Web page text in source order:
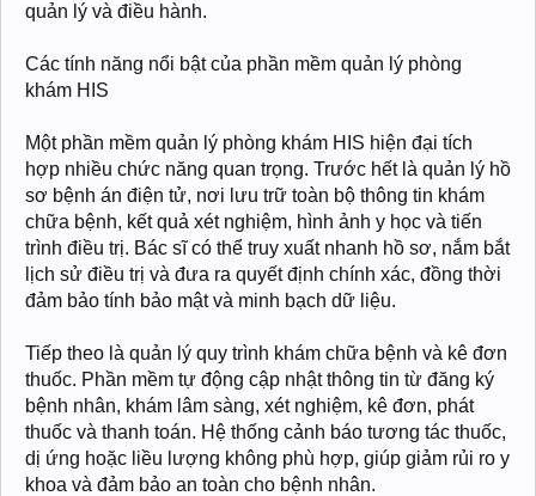
quản lý và điều hành.
Các tính năng nổi bật của phần mềm quản lý phòng
khám HIS
Một phần mềm quản lý phòng khám HIS hiện đại tích
hợp nhiều chức năng quan trọng. Trước hết là quản lý hồ
sơ bệnh án điện tử, nơi lưu trữ toàn bộ thông tin khám
chữa bệnh, kết quả xét nghiệm, hình ảnh y học và tiến
trình điều trị. Bác sĩ có thể truy xuất nhanh hồ sơ, nắm bắt
lịch sử điều trị và đưa ra quyết định chính xác, đồng thời
đảm bảo tính bảo mật và minh bạch dữ liệu.
Tiếp theo là quản lý quy trình khám chữa bệnh và kê đơn
thuốc. Phần mềm tự động cập nhật thông tin từ đăng ký
bệnh nhân, khám lâm sàng, xét nghiệm, kê đơn, phát
thuốc và thanh toán. Hệ thống cảnh báo tương tác thuốc,
dị ứng hoặc liều lượng không phù hợp, giúp giảm rủi ro y
khoa và đảm bảo an toàn cho bệnh nhân.